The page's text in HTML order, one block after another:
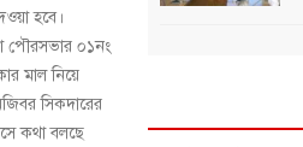
হবে।
পৌরসভার ০১নং
মাল নিয়ে
সিকদারের
কথা বলছে